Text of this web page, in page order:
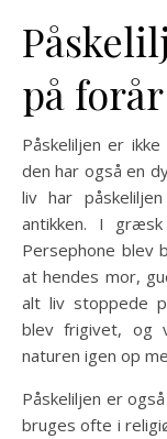
på
Påskeliljen er
den har også en
liv har
antikken. I
Persephone blev
at hendes mor,
alt liv stoppede
blev frigivet, og
naturen igen op
Påskeliljen er
bruges ofte i